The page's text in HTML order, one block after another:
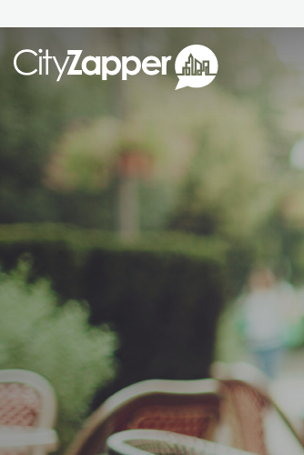
Alle steden
Nederland
België
Duitsland
Noord-Amerika
Andere wereldsteden
Uitgelichte bestemmingen